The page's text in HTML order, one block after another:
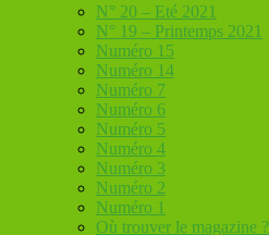
N° 20 – Eté 2021
N° 19 – Printemps 2021
Numéro 15
Numéro 14
Numéro 7
Numéro 6
Numéro 5
Numéro 4
Numéro 3
Numéro 2
Numéro 1
Où trouver le magazine ?